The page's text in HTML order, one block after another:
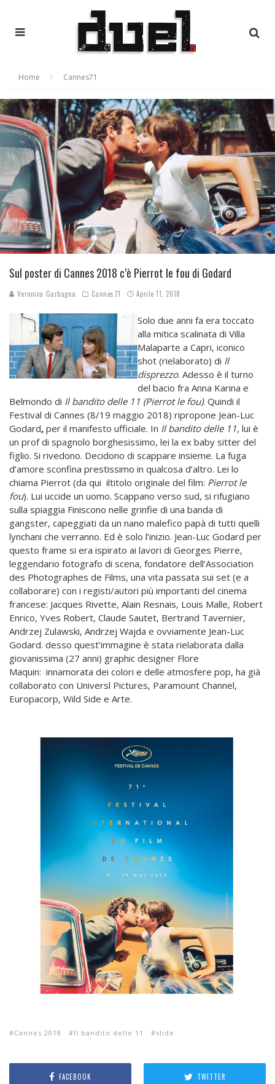
Home Cannes71
Sul poster di Cannes 2018 c’è Pierrot le fou di Godard
Veronica Garbagna Cannes71 Aprile 11, 2018
Solo due anni fa era toccato
alla mitica scalinata di Villa
Malaparte a Capri, iconico
shot (rielaborato) di Il
disprezzo. Adesso è il turno
del bacio fra Anna Karina e
Belmondo di Il bandito delle 11 (Pierrot le fou). Quindi il
Festival di Cannes (8/19 maggio 2018) ripropone Jean-Luc
Godard, per il manifesto ufficiale. In Il bandito delle 11, lui è
un prof di spagnolo borghesissimo, lei la ex baby sitter del
figlio. Si rivedono. Decidono di scappare insieme. La fuga
d’amore sconfina prestissimo in qualcosa d’altro. Lei lo
chiama Pierrot (da qui iltitolo originale del film: Pierrot le
fou). Lui uccide un uomo. Scappano verso sud, si rifugiano
sulla spiaggia Finiscono nelle grinfie di una banda di
gangster, capeggiati da un nano malefico papà di tutti quelli
lynchani che verranno. Ed è solo l’inizio. Jean-Luc Godard per
questo frame si era ispirato ai lavori di Georges Pierre,
leggendario fotografo di scena, fondatore dell’Association
des Photographes de Films, una vita passata sui set (e a
collaborare) con i registi/autori più importanti del cinema
francese: Jacques Rivette, Alain Resnais, Louis Malle, Robert
Enrico, Yves Robert, Claude Sautet, Bertrand Tavernier,
Andrzej Zulawski, Andrzej Wajda e ovviamente Jean-Luc
Godard. desso quest’immagine è stata rielaborata dalla
giovanissima (27 anni) graphic designer Flore
Maquin: innamorata dei colori e delle atmosfere pop, ha già
collaborato con Universl Pictures, Paramount Channel,
Europacorp, Wild Side e Arte.
Cannes 2018 Il bandito delle 11 slide
FACEBOOK TWITTER